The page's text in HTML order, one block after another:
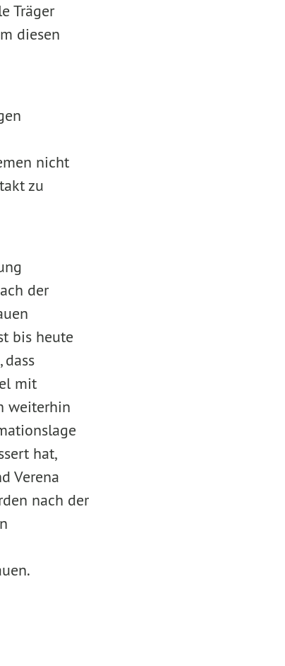
Träger
diesen
nicht
zu
der
bis heute
mit
weiterhin
hat,
Verena
nach der